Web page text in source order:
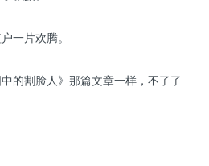
一片欢腾。
的割脸人》那篇文章一样，不了了